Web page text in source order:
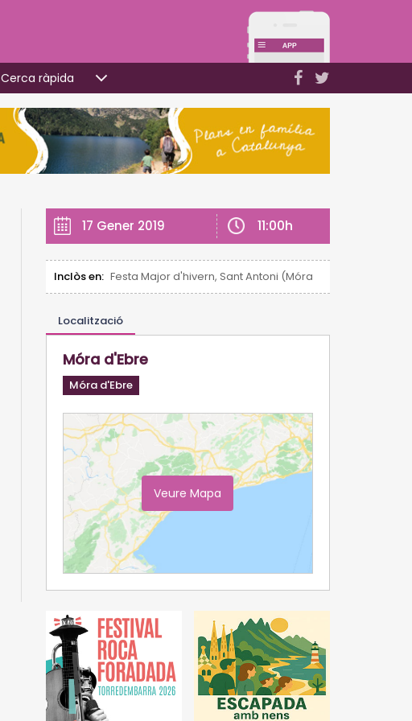
Cerca ràpida
17 Gener 2019 11:00h
Inclòs en: Festa Major d'hivern, Sant Antoni (Móra d'Ebre)
Localització
Móra d'Ebre
Móra d'Ebre
Veure Mapa